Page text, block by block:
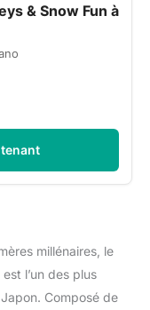
& Snow Fun à
millénaires, le
l’un des plus
Composé de